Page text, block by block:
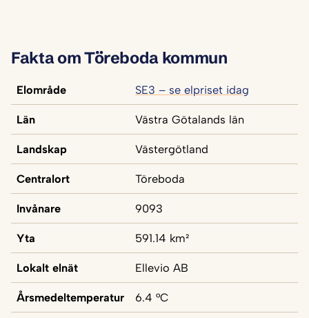
Fakta om Töreboda kommun
Elområde SE3 – se elpriset idag
Län Västra Götalands län
Landskap Västergötland
Centralort Töreboda
Invånare 9093
Yta 591.14 km²
Lokalt elnät Ellevio AB
Årsmedeltemperatur 6.4 °C